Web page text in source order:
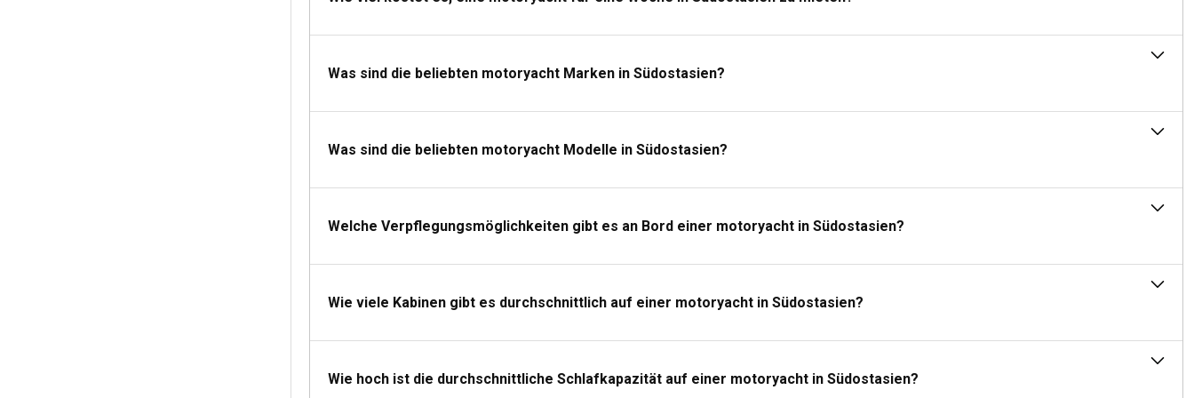
Es wird dringend empfohlen, in Südostasien eine Motoryacht mit einem Skipper zu chartern. Die Skipper sind mit den örtlichen Segelbedingungen und -
Soll ich in Südostasien eine Motoryacht mit oder ohne Crew mieten?
Welche Lizenz benötige ich, um eine Motoryacht in Südostasien zu chartern?
Für das Führen einer Motoryacht ohne Skipper ist ein gültiges internationales Befähigungszeugnis oder ein gleichwertiges nationales Zertifikat des
Heimatlandes des Charterers erforderlich. Allerdings können die Lizenzanforderungen variieren und potenziellen Charterern wird empfohlen, sich bei den
Was sollte man für einen Motoryachtcharter in Südostasien einpacken?
Was sind die beliebten motoryacht Marken in Südostasien?
Was sind die beliebten motoryacht Modelle in Südostasien?
Welche Verpflegungsmöglichkeiten gibt es an Bord einer motoryacht in Südostasien?
Wie viele Kabinen gibt es durchschnittlich auf einer motoryacht in Südostasien?
Wie hoch ist die durchschnittliche Schlafkapazität auf einer motoryacht in Südostasien?